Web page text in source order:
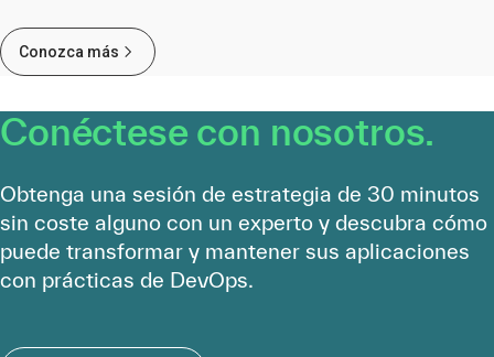
Conozca más
Conéctese con nosotros.
Obtenga una sesión de estrategia de 30 minutos
sin coste alguno con un experto y descubra cómo
puede transformar y mantener sus aplicaciones
con prácticas de DevOps.